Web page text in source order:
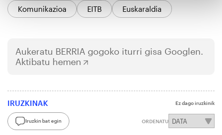
Komunikazioa
EITB Euskaraldia
Aukeratu BERRIA gogoko iturri gisa Googlen.
Aktibatu hemen
IRUZKINAK Ez dago iruzkinik
Iruzkin bat egin ORDENATU